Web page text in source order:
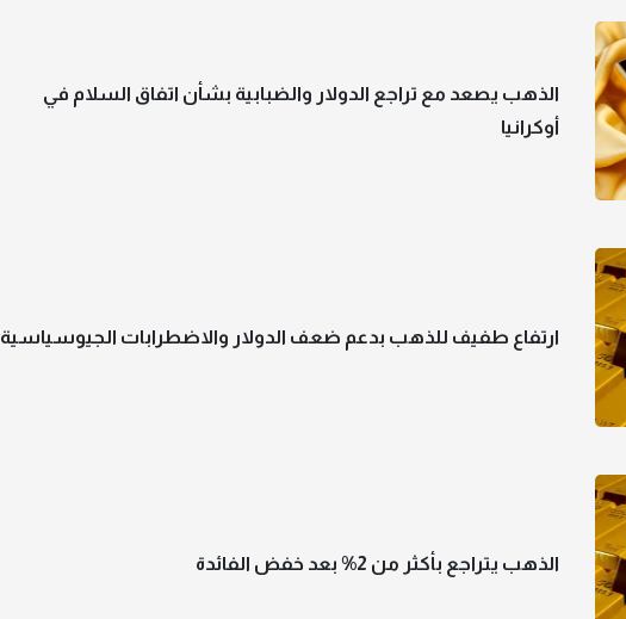
الذهب يصعد مع تراجع الدولار والضبابية بشأن اتفاق السلام في
أوكرانيا
ارتفاع طفيف للذهب بدعم ضعف الدولار والاضطرابات الجيوسياسية
الذهب يتراجع بأكثر من 2% بعد خفض الفائدة